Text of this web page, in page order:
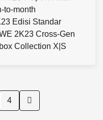
to-month
Edisi Standar
2K23 Cross-Gen
Collection X|S
4